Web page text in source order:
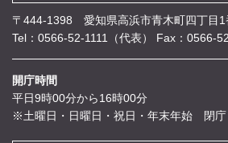
〒444-1398 愛知県高浜市青木町四丁目1
Tel：0566-52-1111（代表）
Fax：0566-
開庁時間
平日9時00分から16時00分
※土曜日・日曜日・祝日・年末年始 閉庁